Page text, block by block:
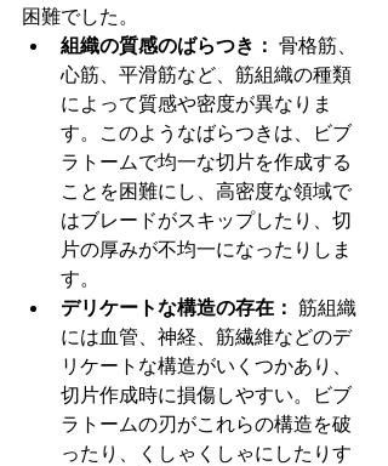
困難でした。
組織の質感のばらつき： 骨格筋、
心筋、平滑筋など、筋組織の種類
によって質感や密度が異なりま
す。このようなばらつきは、ビブ
ラトームで均一な切片を作成する
ことを困難にし、高密度な領域で
はブレードがスキップしたり、切
片の厚みが不均一になったりしま
す。
デリケートな構造の存在： 筋組織
には血管、神経、筋繊維などのデ
リケートな構造がいくつかあり、
切片作成時に損傷しやすい。ビブ
ラトームの刃がこれらの構造を破
ったり、くしゃくしゃにしたりす